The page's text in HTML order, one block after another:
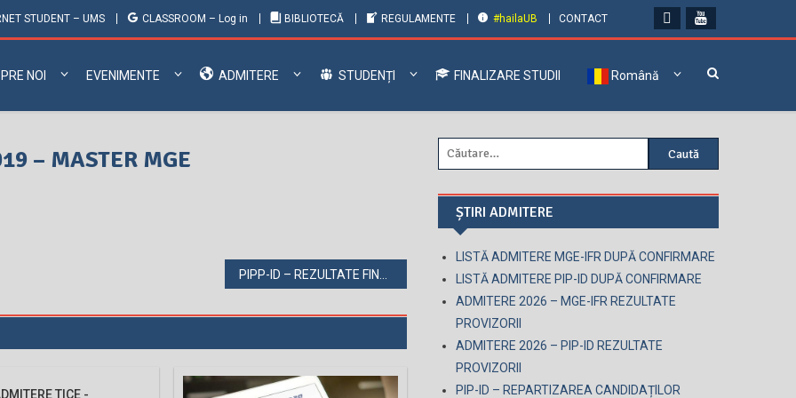
STUDENT – UMS CLASSROOM – Log in BIBLIOTECĂ REGULAMENTE #hailaUB CONTACT
NOI EVENIMENTE ADMITERE STUDENȚI FINALIZARE STUDII Română
– MASTER MGE
TICE -
Caută
după:
ȘTIRI ADMITERE
LISTĂ ADMITERE MGE-IFR DUPĂ CONFIRMARE
LISTĂ ADMITERE PIP-ID DUPĂ CONFIRMARE
ADMITERE 2026 – MGE-IFR REZULTATE
PROVIZORII
ADMITERE 2026 – PIP-ID REZULTATE
PROVIZORII
PIP-ID – REPARTIZAREA CANDIDAȚILOR